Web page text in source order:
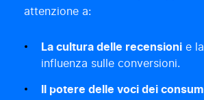
attenzione a:
La cultura delle recensioni e
influenza sulle conversioni.
Il potere delle voci dei